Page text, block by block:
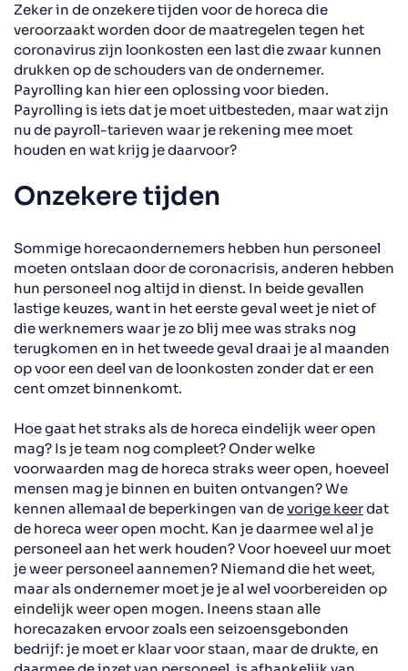
Zeker in de onzekere tijden voor de horeca die
veroorzaakt worden door de maatregelen tegen het
coronavirus zijn loonkosten een last die zwaar kunnen
drukken op de schouders van de ondernemer.
Payrolling kan hier een oplossing voor bieden.
Payrolling is iets dat je moet uitbesteden, maar wat zijn
nu de payroll-tarieven waar je rekening mee moet
houden en wat krijg je daarvoor?
Onzekere tijden
Sommige horecaondernemers hebben hun personeel
moeten ontslaan door de coronacrisis, anderen hebben
hun personeel nog altijd in dienst. In beide gevallen
lastige keuzes, want in het eerste geval weet je niet of
die werknemers waar je zo blij mee was straks nog
terugkomen en in het tweede geval draai je al maanden
op voor een deel van de loonkosten zonder dat er een
cent omzet binnenkomt.
Hoe gaat het straks als de horeca eindelijk weer open
mag? Is je team nog compleet? Onder welke
voorwaarden mag de horeca straks weer open, hoeveel
mensen mag je binnen en buiten ontvangen? We
kennen allemaal de beperkingen van devorige keerdat
de horeca weer open mocht. Kan je daarmee wel al je
personeel aan het werk houden? Voor hoeveel uur moet
je weer personeel aannemen? Niemand die het weet,
maar als ondernemer moet je je al wel voorbereiden op
eindelijk weer open mogen. Ineens staan alle
horecazaken ervoor zoals een seizoensgebonden
bedrijf: je moet er klaar voor staan, maar de drukte, en